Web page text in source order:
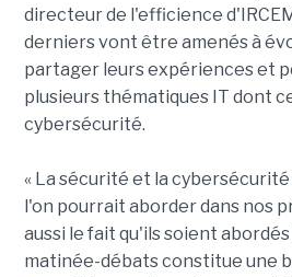
directeur de l'efficience
derniers vont être amenés à
partager leurs expériences et
plusieurs thématiques IT dont
cybersécurité.
« La sécurité et la
l'on pourrait aborder dans nos
aussi le fait qu'ils soient
matinée-débats constitue une